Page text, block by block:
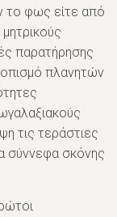
το φως είτε από
παρατήρησης
πλανητών
τις τεράστιες
σύννεφα σκόνης